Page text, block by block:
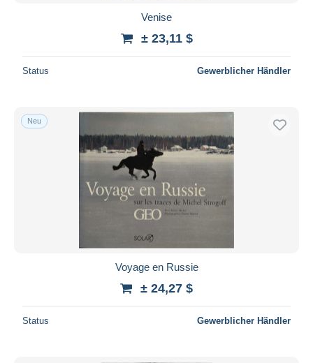
Venise
± 23,11 $
Status Gewerblicher Händler
Neu
Voyage en Russie
± 24,27 $
Status Gewerblicher Händler